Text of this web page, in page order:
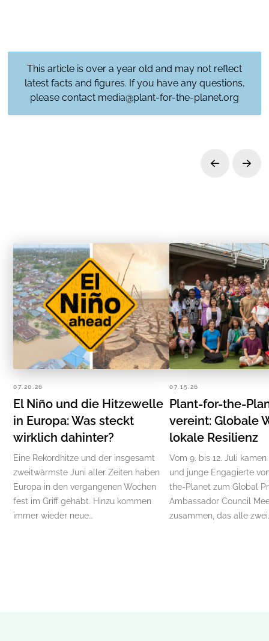
This article is over a year old and may not reflect
latest facts and figures. If you have any questions,
please contact media@plant-for-the-planet.org
Prev Next
07.20.26
El Niño und die Hitzewelle
in Europa: Was steckt
wirklich dahinter?
Eine Rekordhitze und der insgesamt
zweitwärmste Juni aller Zeiten haben
Europa in den vergangenen Wochen
fest im Griff gehabt. Hinzu kommen
immer wieder neue…
07.15.26
Plant-for-the-
vereint: Globale
lokale Resilienz
Vom 9. bis 12. Juli
und junge Engagierte
the-Planet zum Global
Ambassador Council
zusammen, das alle